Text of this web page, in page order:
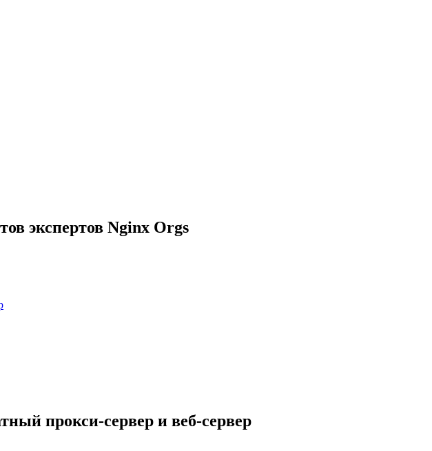
экспертов Nginx Orgs
прокси-сервер и веб-сервер